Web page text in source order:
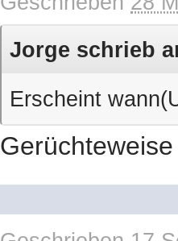
Jorge schrieb
Erscheint